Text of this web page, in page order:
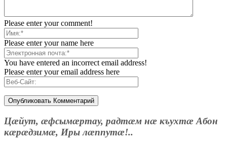
Please enter your comment!
Please enter your name here
You have entered an incorrect email address!
Please enter your email address here
Цæйут, æфсымæртау, радтæм нæ къухтæ Абон
кæрæдзимæ, Иры лæппутæ!..